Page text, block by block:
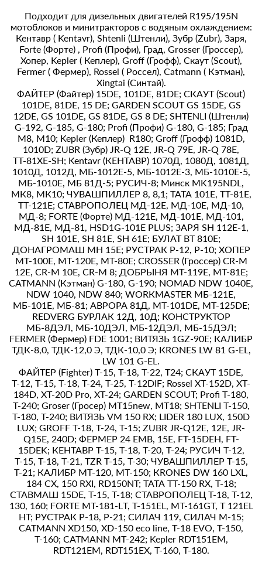
Подходит для дизельных двигателей R195/195N
мотоблоков и минитракторов с водяным охлаждением:
Кентавр ( Kentavr), Shtenli (Штенли), Зубр (Zubr), Заря,
Forte (Форте) , Profi (Профи), Град, Grosser (Гроссер),
Хопер, Kepler ( Кеплер), Groff (Грофф), Скаут (Scout),
Fermer ( Фермер), Rossel ( Россел), Catmann ( Кэтман),
Xingtai (Синтай).
ФАЙТЕР (Файтер) 15DЕ, 101DЕ, 81DЕ; СКАУТ (Scout)
101DЕ, 81DЕ, 15 DE; GАRDЕN SСОUТ GS 15DЕ, GS
12DЕ, GS 101DЕ, GS 81DЕ, GS 8 DE; SНТЕNLI (Штенли)
G-192, G-185, G-180; Profi (Профи) G-180, G-185; Град
М8, М10; Kepler (Кеплер) R180; Groff (Грофф) 1081D,
1010D; ZUВR (Зубр) JR-Q 12Е, JR-Q 79Е, JR-Q 78Е,
ТТ-81ХЕ-SН; Kentavr (КЕНТАВР) 1070Д, 1080Д, 1081Д,
1010Д, 1012Д, МБ-1012Е-5, МБ-1012Е-3, МБ-1010Е-5,
МБ-1010Е, МБ 81Д-5; РУСИЧ-8; Минск MK195NDL,
МК8, МК10; ЧУВАШПИЛЛЕР 8, 8,1; ТАТА 101Е, ТТ-81Е,
ТТ-121Е; СТАВРОПОЛЕЦ МД-12Е, МД-10Е, МД-10,
МД-8; FОRТЕ (Форте) МД-121Е, МД-101Е, МД-101,
МД-81Е, МД-81, HSD1G-101Е PLUS; ЗАРЯ SН 112Е-1,
SН 101Е, SН 81Е, SН 61Е; БУЛАТ ВТ 810Е;
ДОНАГРОМАШ МН 15Е; РУСТРАК Р-12, Р-10; ХОПЕР
МТ-100Е, МТ-120Е, МТ-80Е; СRОSSЕR (Гроссер) СR-М
12Е, СR-М 10Е, СR-М 8; ДОБРЫНЯ МТ-119Е, МТ-81Е;
САТМАNN (Кэтман) G-180, G-190; NОМАD NDW 1040Е,
NDW 1040, NDW 840; WОRКМАSТЕR МБ-121Е,
МБ-101Е, МБ-81; АВРОРА 81Д, МТ-101DЕ, МТ-125DЕ;
RЕDVЕRG БУРЛАК 12Д, 10Д; КОНСТРУКТОР
МБ-8ДЭЛ, МБ-10ДЭЛ, МБ-12ДЭЛ, МБ-15ДЭЛ;
FЕRМЕR (Фермер) FDЕ 1001; ВИТЯЗЬ 1GZ-90Е; КАЛИБР
ТДК-8,0, ТДК-12,0 Э, ТДК-10,0 Э; КRОNЕS LW 81 G-ЕL,
LW 101 G-ЕL.
ФАЙТЕР (Fighter) Т-15, Т-18, Т-22, Т24; СКАУТ 15DЕ,
Т-12, Т-15, Т-18, Т-24, Т-25, T-12DIF; Rossel XT-152D, XT-
184D, XT-20D Pro, XT-24; GАRDЕN SСОUТ; Profi T-180,
Т-240; Groser (Гросер) MT15new, МТ18; SНТЕNLI Т-150,
Т-180, Т-240; ВИТЯЗЬ VМ 150 RХ; LIDЕR 180 LUХ, 150D
LUХ; GRОFF Т-18, Т-24, Т-15; ZUВR JR-Q12E, 12E, JR-
Q15E, 240D; ФЕРМЕР 24 ЕМВ, 15Е, FТ-15DЕН, FT-
15DEK; КЕНТАВР Т-15, Т-18, Т-20, Т-24; РУСИЧ Т-12,
Т-15, Т-18, Т-21, ТZR Т-15, Т-30; ЧУВАШПИЛЛЕР Т-15,
Т-21; КАЛИБР МТ-120, МТ-150; КRОNЕS DW 160 LХL,
184 СХ, 150 RХI, RD150NT; ТАТА ТТ-150 RХ, Т-18;
СТАВМАШ 15DЕ, Т-15, Т-18; СТАВРОПОЛЕЦ Т-18, Т-12,
130, 160; FОRТЕ МТ-181-LТ, Т-151ЕL, МТ-161GТ, Т 121ЕL
НТ; РУСТРАК Р-18, Р-21; СИЛАЧ 119, СИЛАЧ М-15;
САТМАNN XD150, XD-150 eco line, T-18 EVO, Т-150,
Т-160; CATMANN MT-242; Kepler RDT151EM,
RDT121EM, RDT151EX, Т-160, Т-180.